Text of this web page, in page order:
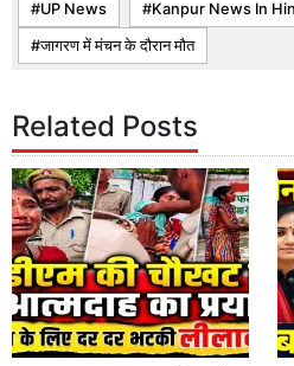
UP News Kanpur News In
जागरण में मंचन के दौरान मौत
Related Posts